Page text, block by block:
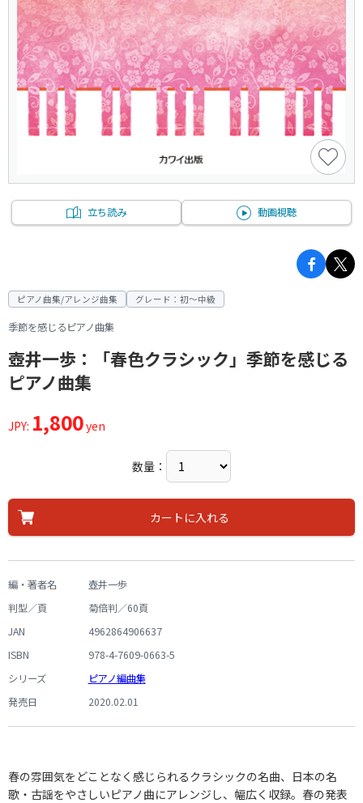
立ち読み 動画視聴
ピアノ曲集/アレンジ曲集 グレード：初～中級
季節を感じるピアノ曲集
壺井一歩：「春色クラシック」季節を感じる
ピアノ曲集
JPY: 1,800yen
数量：
カートに入れる
編・著者名
壺井一歩
判型／頁
菊倍判／60頁
JAN
4962864906637
ISBN
978-4-7609-0663-5
シリーズ
ピアノ編曲集
発売日
2020.02.01
春の雰囲気をどことなく感じられるクラシックの名曲、日本の名
歌・古謡をやさしいピアノ曲にアレンジし、幅広く収録。春の発表